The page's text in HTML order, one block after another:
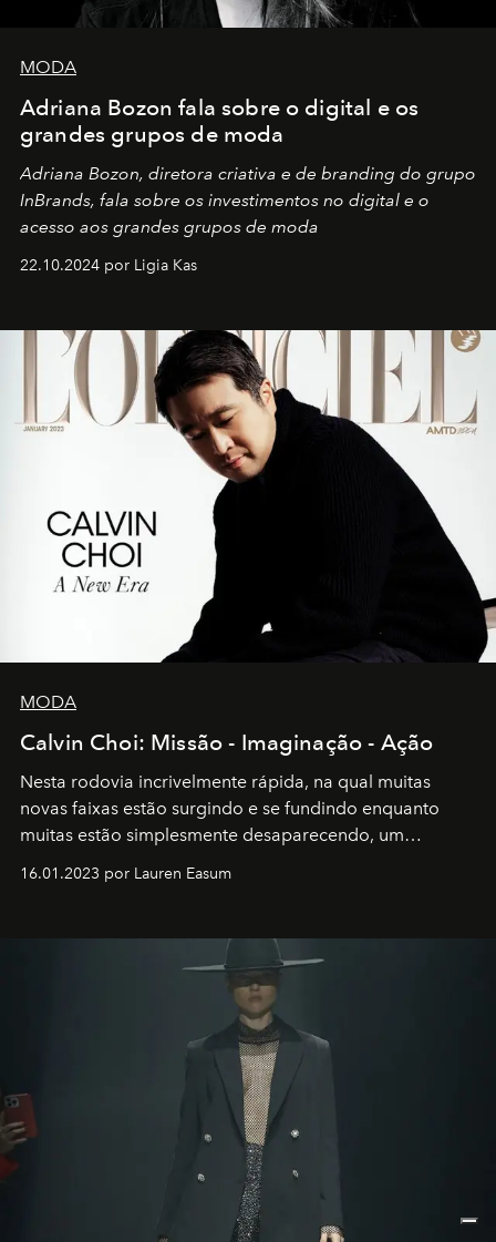
MODA
Adriana Bozon fala sobre o digital e os
grandes grupos de moda
Adriana Bozon, diretora criativa e de branding do grupo
InBrands, fala sobre os investimentos no digital e o
acesso aos grandes grupos de moda
22.10.2024 por Ligia Kas
MODA
Calvin Choi: Missão - Imaginação - Ação
Nesta rodovia incrivelmente rápida, na qual muitas
novas faixas estão surgindo e se fundindo enquanto
muitas estão simplesmente desaparecendo, um
transportador AMTD abrindo caminho para muitos
por propósitos, com um claro senso de missão na vida e
16.01.2023 por Lauren Easum